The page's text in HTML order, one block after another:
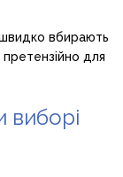
вбирають
для
виборі